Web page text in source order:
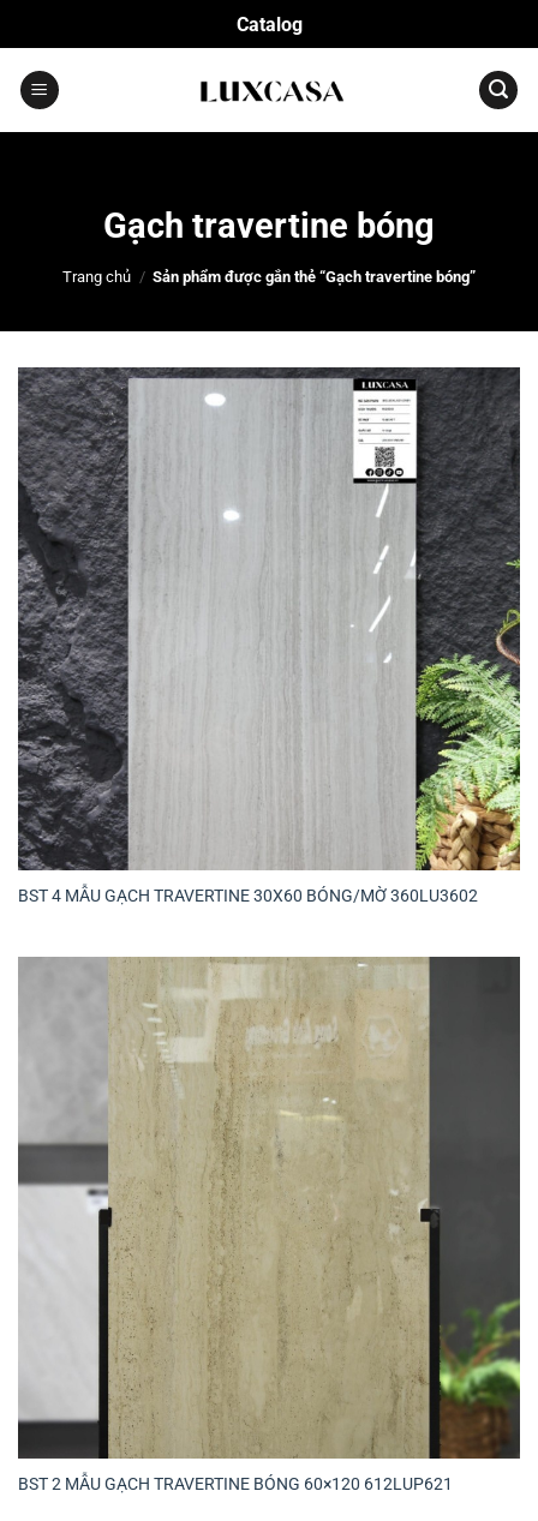
qua
nội
dung
Catalog
Gạch travertine bóng
Trang chủ / Sản phẩm được gắn thẻ “Gạch travertine bóng”
BST 4 MẪU GẠCH TRAVERTINE 30X60 BÓNG/MỜ 360LU3602
BST 2 MẪU GẠCH TRAVERTINE BÓNG 60×120 612LUP621